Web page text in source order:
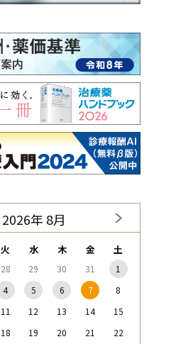
2026年 8月
火 水 木 金 土
28 29 30 31
1
4 5 6 7
8
11 12 13 14
15
18 19 20 21
22